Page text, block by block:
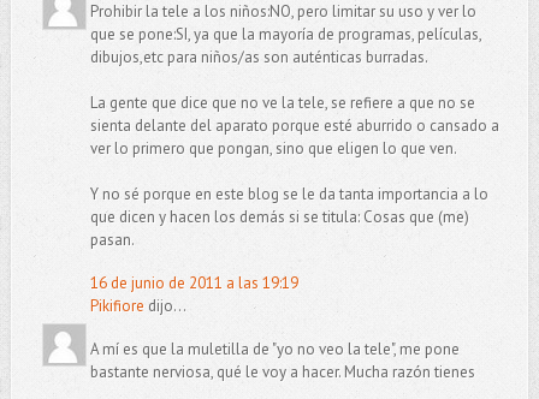
Prohibir la tele a los niños:NO, pero limitar su uso y ver lo
que se pone:SI, ya que la mayoría de programas, películas,
dibujos,etc para niños/as son auténticas burradas.
La gente que dice que no ve la tele, se refiere a que no se
sienta delante del aparato porque esté aburrido o cansado a
ver lo primero que pongan, sino que eligen lo que ven.
Y no sé porque en este blog se le da tanta importancia a lo
que dicen y hacen los demás si se titula: Cosas que (me)
pasan.
16 de junio de 2011 a las 19:19
Pikifiore dijo...
A mí es que la muletilla de "yo no veo la tele", me pone
bastante nerviosa, qué le voy a hacer. Mucha razón tienes